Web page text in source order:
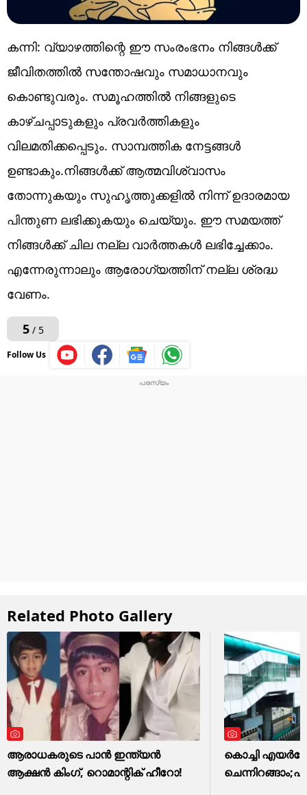
കന്നി: വ്യാഴത്തിന്റെ ഈ സംരംഭനം നിങ്ങൾക്ക്
ജീവിതത്തിൽ സന്തോഷവും സമാധാനവും
കൊണ്ടുവരും. സമൂഹത്തിൽ നിങ്ങളുടെ
കാഴ്ചപ്പാടുകളും പ്രവർത്തികളും
വിലമതിക്കപ്പെടും. സാമ്പത്തിക നേട്ടങ്ങൾ
ഉണ്ടാകും.നിങ്ങൾക്ക് ആത്മവിശ്വാസം
തോന്നുകയും സുഹൃത്തുക്കളിൽ നിന്ന് ഉദാരമായ
പിന്തുണ ലഭിക്കുകയും ചെയ്യും. ഈ സമയത്ത്
നിങ്ങൾക്ക് ചില നല്ല വാർത്തകൾ ലഭിച്ചേക്കാം.
എന്നേരുന്നാലും ആരോഗ്യത്തിന് നല്ല ശ്രദ്ധ
വേണം.
5/ 5
Follow Us
Related Photo Gallery
ആരാധകരുടെ പാൻ ഇന്ത്യൻ
ആക്ഷൻ കിംഗ്, റൊമാന്റിക് ഹീറോ!
കൊച്ചി